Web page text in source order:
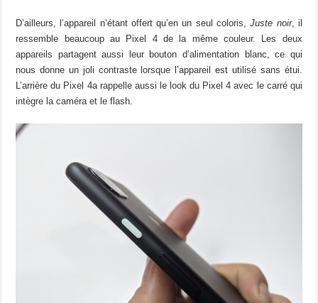
D’ailleurs, l’appareil n’étant offert qu’en un seul coloris,Juste noir, il
ressemble beaucoup au Pixel 4 de la même couleur. Les deux
appareils partagent aussi leur bouton d’alimentation blanc, ce qui
nous donne un joli contraste lorsque l’appareil est utilisé sans étui.
L’arrière du Pixel 4a rappelle aussi le look du Pixel 4 avec le carré qui
intègre la caméra et le flash.